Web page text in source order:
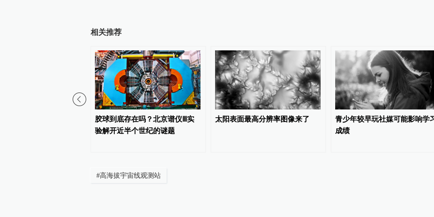
相关推荐
胶球到底存在吗？北京谱仪Ⅲ实
验解开近半个世纪的谜题
太阳表面最高分辨率图像来了
青少年较早玩社媒可能影响学
成绩
#高海拔宇宙线观测站